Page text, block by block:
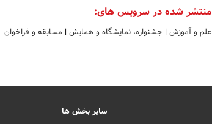
منتشر شده در سرویس های:
علم و آموزش | جشنواره، نمایشگاه و همایش | مسابقه و فراخوان
سایر بخش ها